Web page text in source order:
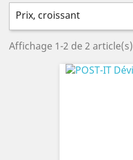
Prix, croissant
Affichage 1-2 de 2 article(s)